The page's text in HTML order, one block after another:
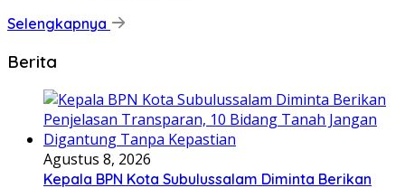
Selengkapnya
Berita
Agustus 8, 2026
Kepala BPN Kota Subulussalam Diminta Berikan